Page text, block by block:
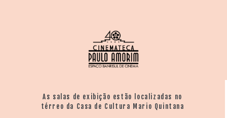
As salas de exibição estão localizadas no
térreo da Casa de Cultura Mario Quintana